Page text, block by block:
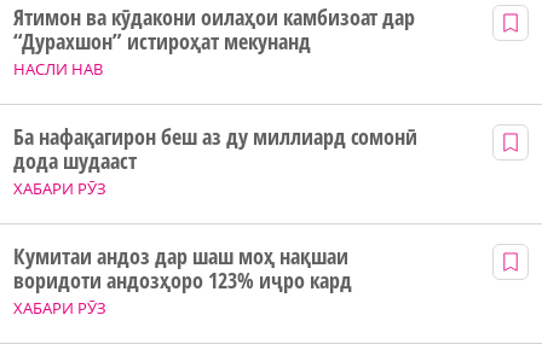
НАСЛИ НАВ
Ятимон ва кӯдакони оилаҳои камбизоат дар
“Дурахшон” истироҳат мекунанд
ХАБАРИ РӮЗ
Ба нафақагирон беш аз ду миллиард сомонӣ
дода шудааст
ХАБАРИ РӮЗ
Кумитаи андоз дар шаш моҳ нақшаи
воридоти андозҳоро 123% иҷро кард